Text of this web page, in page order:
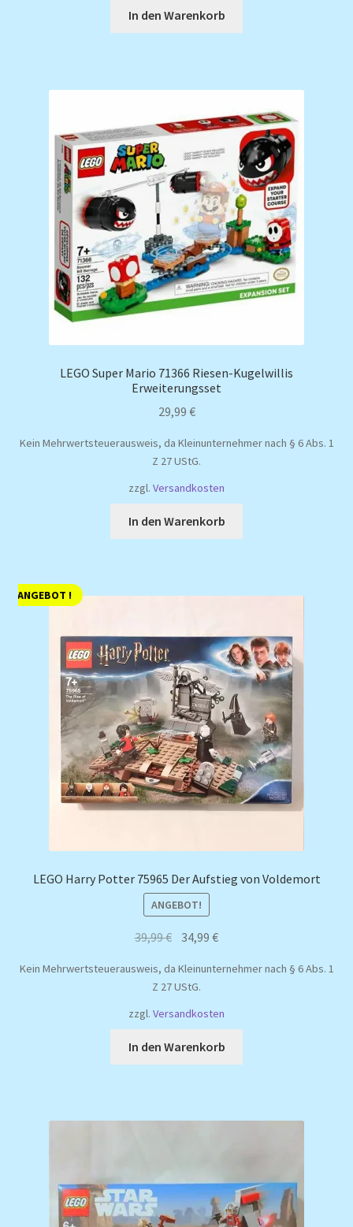
In den Warenkorb
LEGO Super Mario 71366 Riesen-Kugelwillis
Erweiterungsset
29,99 €
Kein Mehrwertsteuerausweis, da Kleinunternehmer nach § 6 Abs. 1
Z 27 UStG.
zzgl. Versandkosten
In den Warenkorb
ANGEBOT !
LEGO Harry Potter 75965 Der Aufstieg von Voldemort
ANGEBOT!
39,99€ Ursprünglicher
war:
39,99 €
34,99€Aktueller
ist:
Kein Mehrwertsteuerausweis, da Kleinunternehmer nach § 6 Abs. 1
Z 27 UStG.
zzgl. Versandkosten
In den Warenkorb